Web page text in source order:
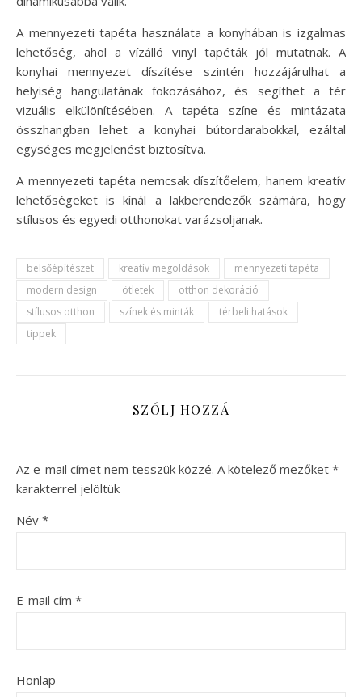
A mennyezeti tapéta használata a konyhában is izgalmas
lehetőség, ahol a vízálló vinyl tapéták jól mutatnak. A
konyhai mennyezet díszítése szintén hozzájárulhat a
helyiség hangulatának fokozásához, és segíthet a tér
vizuális elkülönítésében. A tapéta színe és mintázata
összhangban lehet a konyhai bútordarabokkal, ezáltal
egységes megjelenést biztosítva.
A mennyezeti tapéta nemcsak díszítőelem, hanem kreatív
lehetőségeket is kínál a lakberendezők számára, hogy
stílusos és egyedi otthonokat varázsoljanak.
belsőépítészet kreatív megoldások
mennyezeti tapéta
modern design
ötletek
otthon dekoráció
stílusos otthon
színek és minták
térbeli hatások
tippek
SZÓLJ HOZZÁ
Az e-mail címet nem tesszük közzé. A kötelező mezőket *
karakterrel jelöltük
Név *
E-mail cím *
Honlap